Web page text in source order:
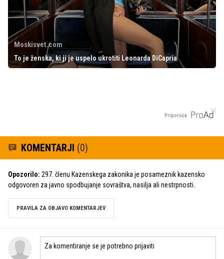
Moskisvet.com
To je ženska, ki ji je uspelo ukrotiti Leonarda DiCapria
Priporoča
KOMENTARJI (0)
Opozorilo: 297. členu Kazenskega zakonika je posameznik kazensko
odgovoren za javno spodbujanje sovraštva, nasilja ali nestrpnosti.
PRAVILA ZA OBJAVO KOMENTARJEV